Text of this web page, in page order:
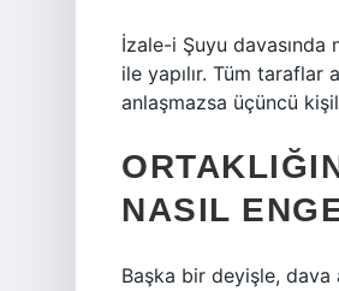
İzale-i Şuyu davasında
ile yapılır. Tüm taraflar
anlaşmazsa üçüncü
NASIL
Başka bir deyişle, dava